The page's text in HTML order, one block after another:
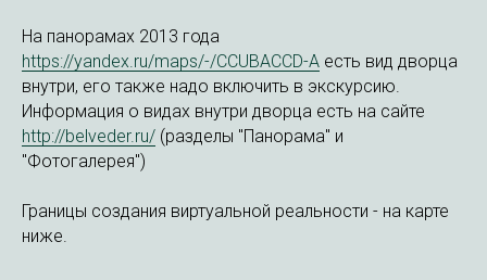
На панорамах 2013 года
https://yandex.ru/maps/-/CCUBACCD-A есть вид дворца
внутри, его также надо включить в экскурсию.
Информация о видах внутри дворца есть на сайте
http://belveder.ru/ (разделы "Панорама" и
"Фотогалерея")
Границы создания виртуальной реальности - на карте
ниже.